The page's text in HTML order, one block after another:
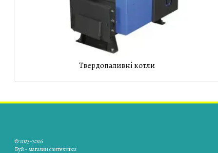
Твердопаливні котли
© 2023-2026
Буй - магазин сантехніки